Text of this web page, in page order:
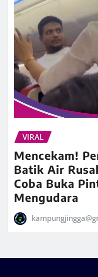
VIRAL
Mencekam!
Batik Air
Coba Buka
Mengudara